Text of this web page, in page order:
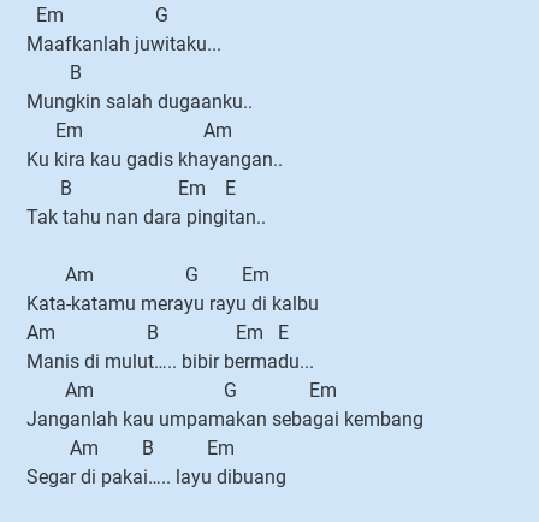
Em G
Maafkanlah juwitaku...
B
Mungkin salah dugaanku..
Em Am
Ku kira kau gadis khayangan..
B Em E
Tak tahu nan dara pingitan..
Am G Em
Kata-katamu merayu rayu di kalbu
Am B Em E
Manis di mulut….. bibir bermadu...
Am G Em
Janganlah kau umpamakan sebagai kembang
Am B Em
Segar di pakai….. layu dibuang